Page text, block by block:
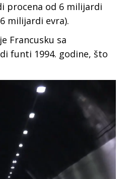
procena od 6 milijardi
milijardi evra).
Francusku sa
funti 1994. godine, što